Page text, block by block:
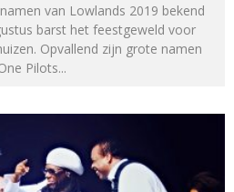
van Lowlands 2019 bekend
barst het feestgeweld voor
Opvallend zijn grote namen
Pilots...